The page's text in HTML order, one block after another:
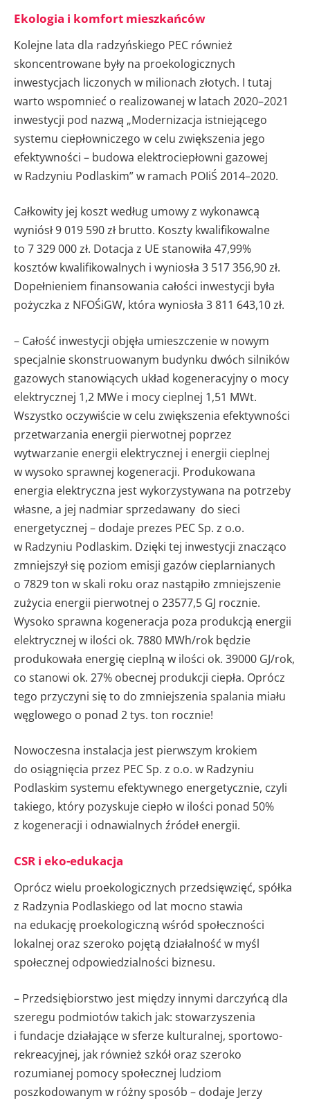
Ekologia i komfort mieszkańców
Kolejne lata dla radzyńskiego PEC również
skoncentrowane były na proekologicznych
inwestycjach liczonych w milionach złotych. I tutaj
warto wspomnieć o realizowanej w latach 2020–2021
inwestycji pod nazwą „Modernizacja istniejącego
systemu ciepłowniczego w celu zwiększenia jego
efektywności – budowa elektrociepłowni gazowej
w Radzyniu Podlaskim” w ramach POIiŚ 2014–2020.
Całkowity jej koszt według umowy z wykonawcą
wyniósł 9 019 590 zł brutto. Koszty kwalifikowalne
to 7 329 000 zł. Dotacja z UE stanowiła 47,99%
kosztów kwalifikowalnych i wyniosła 3 517 356,90 zł.
Dopełnieniem finansowania całości inwestycji była
pożyczka z NFOŚiGW, która wyniosła 3 811 643,10 zł.
– Całość inwestycji objęła umieszczenie w nowym
specjalnie skonstruowanym budynku dwóch silników
gazowych stanowiących układ kogeneracyjny o mocy
elektrycznej 1,2 MWe i mocy cieplnej 1,51 MWt.
Wszystko oczywiście w celu zwiększenia efektywności
przetwarzania energii pierwotnej poprzez
wytwarzanie energii elektrycznej i energii cieplnej
w wysoko sprawnej kogeneracji. Produkowana
energia elektryczna jest wykorzystywana na potrzeby
własne, a jej nadmiar sprzedawany do sieci
energetycznej – dodaje prezes PEC Sp. z o.o.
w Radzyniu Podlaskim. Dzięki tej inwestycji znacząco
zmniejszył się poziom emisji gazów cieplarnianych
o 7829 ton w skali roku oraz nastąpiło zmniejszenie
zużycia energii pierwotnej o 23577,5 GJ rocznie.
Wysoko sprawna kogeneracja poza produkcją energii
elektrycznej w ilości ok. 7880 MWh/rok będzie
produkowała energię cieplną w ilości ok. 39000 GJ/rok,
co stanowi ok. 27% obecnej produkcji ciepła. Oprócz
tego przyczyni się to do zmniejszenia spalania miału
węglowego o ponad 2 tys. ton rocznie!
Nowoczesna instalacja jest pierwszym krokiem
do osiągnięcia przez PEC Sp. z o.o. w Radzyniu
Podlaskim systemu efektywnego energetycznie, czyli
takiego, który pozyskuje ciepło w ilości ponad 50%
z kogeneracji i odnawialnych źródeł energii.
CSR i eko-edukacja
Oprócz wielu proekologicznych przedsięwzięć, spółka
z Radzynia Podlaskiego od lat mocno stawia
na edukację proekologiczną wśród społeczności
lokalnej oraz szeroko pojętą działalność w myśl
społecznej odpowiedzialności biznesu.
– Przedsiębiorstwo jest między innymi darczyńcą dla
szeregu podmiotów takich jak: stowarzyszenia
i fundacje działające w sferze kulturalnej, sportowo-
rekreacyjnej, jak również szkół oraz szeroko
rozumianej pomocy społecznej ludziom
poszkodowanym w różny sposób – dodaje Jerzy